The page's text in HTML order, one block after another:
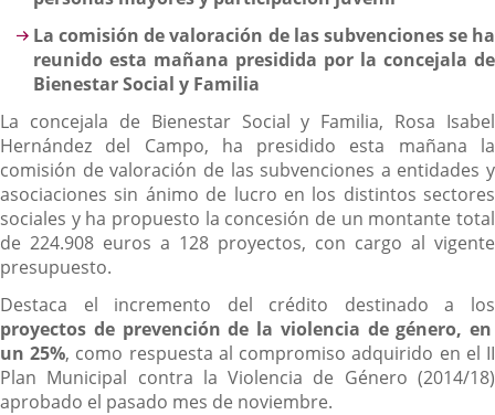
La comisión de valoración de las subvenciones se ha
reunido esta mañana presidida por la concejala de
Bienestar Social y Familia
La concejala de Bienestar Social y Familia, Rosa Isabel
Hernández del Campo, ha presidido esta mañana la
comisión de valoración de las subvenciones a entidades y
asociaciones sin ánimo de lucro en los distintos sectores
sociales y ha propuesto la concesión de un montante total
de 224.908 euros a 128 proyectos, con cargo al vigente
presupuesto.
Destaca el incremento del crédito destinado a los
proyectos de prevención de la violencia de género, en
un 25%, como respuesta al compromiso adquirido en el II
Plan Municipal contra la Violencia de Género (2014/18)
aprobado el pasado mes de noviembre.